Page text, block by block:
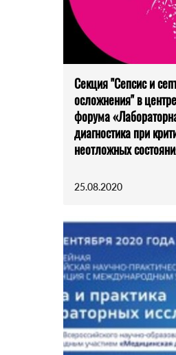
Секция "Сепсис и
осложнения" в
форума
диагностика при
неотложных
25.08.2020